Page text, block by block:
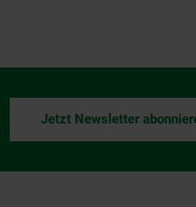
Jetzt Newsletter